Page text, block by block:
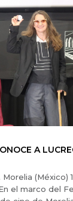
A
Morelia (México)
el marco del